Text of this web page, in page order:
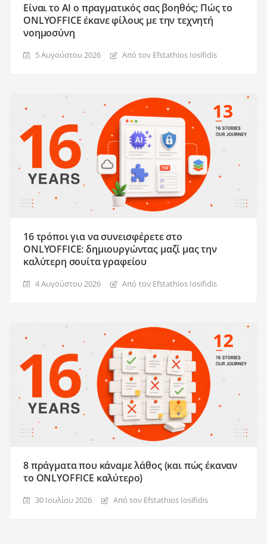
Είναι το AI ο πραγματικός σας βοηθός; Πώς το
ONLYOFFICE έκανε φίλους με την τεχνητή
νοημοσύνη
5 Αυγούστου 2026 Από τον Efstathios Iosifidis
16 τρόποι για να συνεισφέρετε στο
ONLYOFFICE: δημιουργώντας μαζί μας την
καλύτερη σουίτα γραφείου
4 Αυγούστου 2026 Από τον Efstathios Iosifidis
8 πράγματα που κάναμε λάθος (και πώς έκαναν
το ONLYOFFICE καλύτερο)
30 Ιουλίου 2026 Από τον Efstathios Iosifidis